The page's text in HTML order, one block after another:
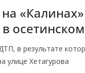
в результате
улице Хетагурова